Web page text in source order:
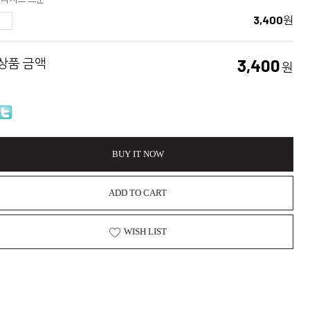
3,400원
품 금액 3,400원
BUY IT NOW
ADD TO CART
WISH LIST